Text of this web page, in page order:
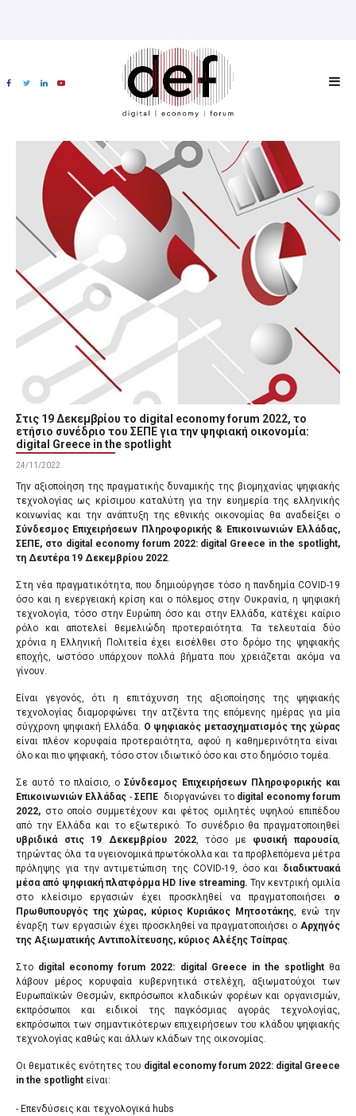
ΧΟΡΗΓΟΙ
Στις 19 Δεκεμβρίου το digital economy forum 2022, το
ετήσιο συνέδριο του ΣΕΠΕ για την ψηφιακή οικονομία:
digital Greece in the spotlight
24/11/2022
Την αξιοποίηση της πραγματικής δυναμικής της βιομηχανίας ψηφιακής
τεχνολογίας ως κρίσιμου καταλύτη για την ευημερία της ελληνικής
κοινωνίας και την ανάπτυξη της εθνικής οικονομίας θα αναδείξει ο
Σύνδεσμος Επιχειρήσεων Πληροφορικής & Επικοινωνιών Ελλάδας,
ΣΕΠΕ, στο digital economy forum 2022: digital Greece in the spotlight,
τη Δευτέρα 19 Δεκεμβρίου 2022
Στη νέα πραγματικότητα, που δημιούργησε τόσο η πανδημία COVID-19
όσο και η ενεργειακή κρίση και ο πόλεμος στην Ουκρανία, η ψηφιακή
τεχνολογία, τόσο στην Ευρώπη όσο και στην Ελλάδα, κατέχει καίριο
ρόλο και αποτελεί θεμελιώδη προτεραιότητα. Τα τελευταία δύο
χρόνια η Ελληνική Πολιτεία έχει εισέλθει στο δρόμο της ψηφιακής
εποχής, ωστόσο υπάρχουν πολλά βήματα που χρειάζεται ακόμα να
γίνουν.
Είναι γεγονός, ότι η επιτάχυνση της αξιοποίησης της ψηφιακής
τεχνολογίας διαμορφώνει την ατζέντα της επόμενης ημέρας για μία
σύγχρονη ψηφιακή Ελλάδα.
Ο ψηφιακός μετασχηματισμός της χώρας
είναι πλέον κορυφαία προτεραιότητα, αφού η καθημερινότητα είναι
όλο και πιο ψηφιακή, τόσο στον ιδιωτικό όσο και στο δημόσιο τομέα.
Σε αυτό το πλαίσιο, οΣύνδεσμος Επιχειρήσεων Πληροφορικής και
Επικοινωνιών Ελλάδας -ΣΕΠΕ διοργανώνει το digital economy forum
2022, στο οποίο συμμετέχουν και φέτος ομιλητές υψηλού επιπέδου
από την Ελλάδα και το εξωτερικό. Το συνέδριο θα πραγματοποιηθεί
υβριδικά στις 19 Δεκεμβρίου 2022, τόσο με φυσική παρουσία,
τηρώντας όλα τα υγειονομικά πρωτόκολλα και τα προβλεπόμενα μέτρα
πρόληψης για την αντιμετώπιση της COVID-19, όσο και διαδικτυακά
μέσα από ψηφιακή πλατφόρμα HD Iive streaming. Την κεντρική ομιλία
στο κλείσιμο εργασιών έχει προσκληθεί να πραγματοποιήσει ο
Πρωθυπουργός της χώρας, κύριος Κυριάκος Μητσοτάκης , ενώ την
έναρξη των εργασιών έχει προσκληθεί να πραγματοποιήσει ο Αρχηγός
της Αξιωματικής Αντιπολίτευσης, κύριος Αλέξης Τσίπρας
Στο digital economy forum 2022: digital Greece in the spotlightθα
λάβουν μέρος κορυφαία κυβερνητικά στελέχη, αξιωματούχοι των
Ευρωπαϊκών Θεσμών, εκπρόσωποι κλαδικών φορέων και οργανισμών,
εκπρόσωποι και ειδικοί της παγκόσμιας αγοράς τεχνολογίας,
εκπρόσωποι των σημαντικότερων επιχειρήσεων του κλάδου ψηφιακής
τεχνολογίας καθώς και άλλων κλάδων της οικονομίας.
Οι θεματικές ενότητες του digital economy forum 2022: digital Greece
in the spotlight είναι:
- Επενδύσεις και τεχνολογικά hubs